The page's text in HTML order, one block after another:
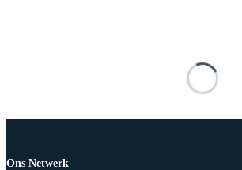
Ons Netwerk